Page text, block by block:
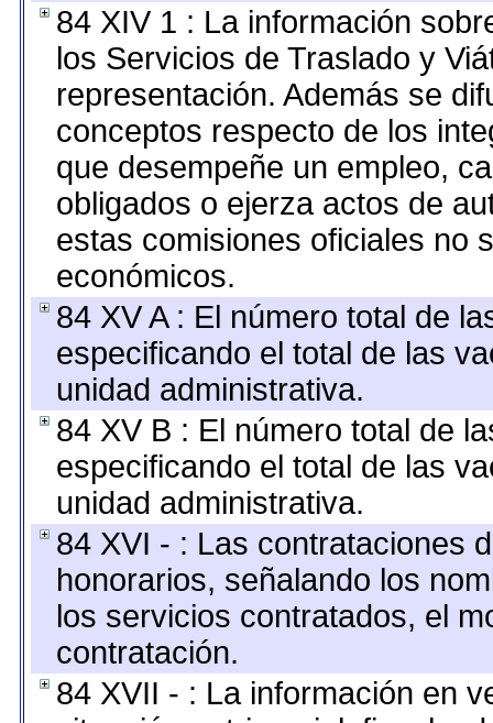
84 XIV 1 : La información
los Servicios de Traslado y
representación. Además se
conceptos respecto de los
que desempeñe un empleo,
obligados o ejerza actos de
estas comisiones oficiales no
económicos.
84 XV A : El número total de
especificando el total de las
unidad administrativa.
84 XV B : El número total de
especificando el total de las
unidad administrativa.
84 XVI - : Las contrataciones
honorarios, señalando los
los servicios contratados, el
contratación.
84 XVII - : La información en